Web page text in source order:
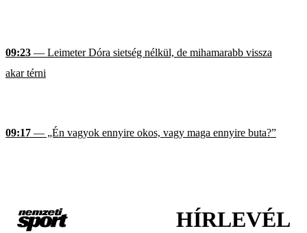
09:23 — Leimeter Dóra sietség nélkül, de mihamarabb vissza
akar térni
09:17 — „Én vagyok ennyire okos, vagy maga ennyire buta?”
HÍRLEVÉL